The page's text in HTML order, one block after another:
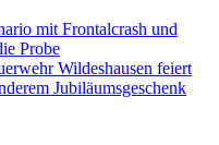
mit Frontalcrash und
Probe
Wildeshausen feiert
Jubiläumsgeschenk